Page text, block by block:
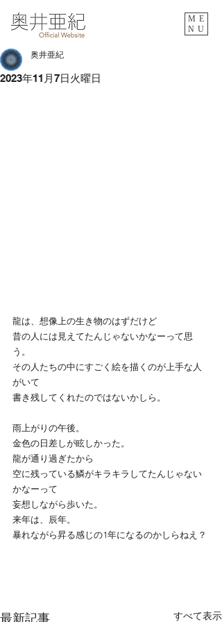
ME
NU
2023年11月7日火曜日
奥井亜紀
龍は、想像上の生き物のはずだけど
昔の人には見えてたんじゃないかなーって思
う。
その人たちの中にすごく絵を描くのが上手な人
がいて
書き残してくれたのではないかしら。
雨上がりの午後。
金色の日差しが眩しかった。
龍が通り過ぎたから
空に残っている鱗がキラキラしてたんじゃない
かなーって
妄想しながら歩いた。
来年は、辰年。
暴れながら昇る感じの1年になるのかしらねえ？
最新記事 すべて表示